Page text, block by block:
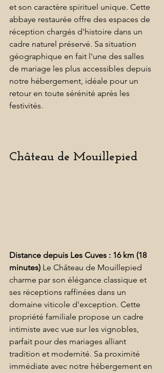
et son caractère spirituel unique. Cette
abbaye restaurée offre des espaces de
réception chargés d'histoire dans un
cadre naturel préservé. Sa situation
géographique en fait l'une des salles
de mariage les plus accessibles depuis
notre hébergement, idéale pour un
retour en toute sérénité après les
festivités.
Château de Mouillepied
Distance depuis Les Cuves : 16 km (18
minutes) Le Château de Mouillepied
charme par son élégance classique et
ses réceptions raffinées dans un
domaine viticole d'exception. Cette
propriété familiale propose un cadre
intimiste avec vue sur les vignobles,
parfait pour des mariages alliant
tradition et modernité. Sa proximité
immédiate avec notre hébergement en